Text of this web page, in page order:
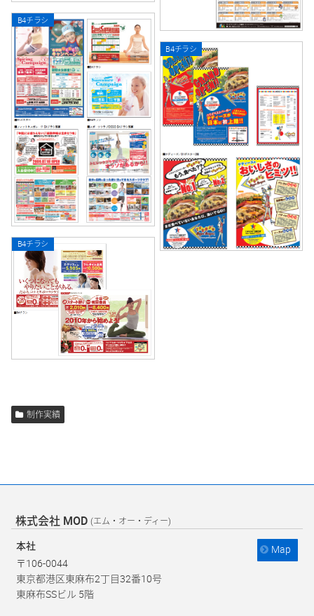
B4チラシ
B4チラシ
B4チラシ
制作実績
株式会社 MOD (エム・オー・ディー)
本社
Map
〒106-0044
東京都港区東麻布2丁目32番10号
東麻布SSビル 5階